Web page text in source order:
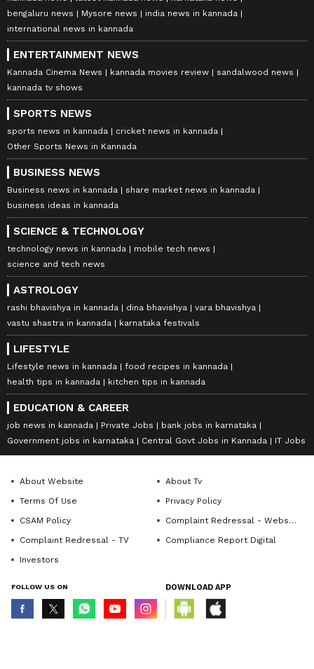
bengaluru news
Mysore news
india news in kannada
international news in kannada
ENTERTAINMENT NEWS
Kannada Cinema News kannada movies review
sandalwood news
kannada tv shows
SPORTS NEWS
sports news in kannada
cricket news in kannada
Other Sports News in Kannada
BUSINESS NEWS
Business news in kannada
share market news in kannada
business ideas in kannada
SCIENCE & TECHNOLOGY
technology news in kannada
mobile tech news
science and tech news
ASTROLOGY
rashi bhavishya in kannada dina bhavishya
vara bhavishya
vastu shastra in kannada
karnataka festivals
LIFESTYLE
Lifestyle news in kannada
food recipes in kannada
health tips in kannada
kitchen tips in kannada
EDUCATION & CAREER
job news in kannada Private Jobs
bank jobs in karnataka
Government jobs in karnataka
Central Govt Jobs in Kannada IT Jobs
About Website
About Tv
Terms Of Use
Privacy Policy
CSAM Policy
Complaint Redressal - Website
Complaint Redressal - TV
Compliance Report Digital
Investors
FOLLOW US ON DOWNLOAD APP